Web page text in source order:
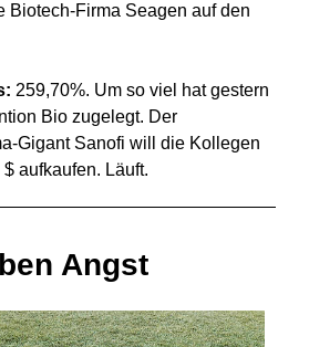
Biotech-Firma Seagen auf den
259,70%. Um so viel hat gestern
Bio zugelegt. Der
Gigant Sanofi will die Kollegen
aufkaufen. Läuft.
Angst